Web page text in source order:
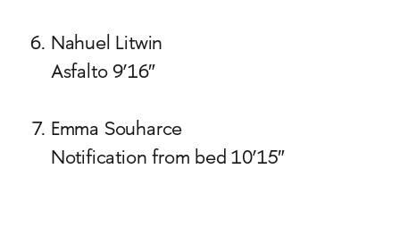
Nahuel Litwin
Asfalto 9’16″
Emma Souharce
Notification from bed 10’15″